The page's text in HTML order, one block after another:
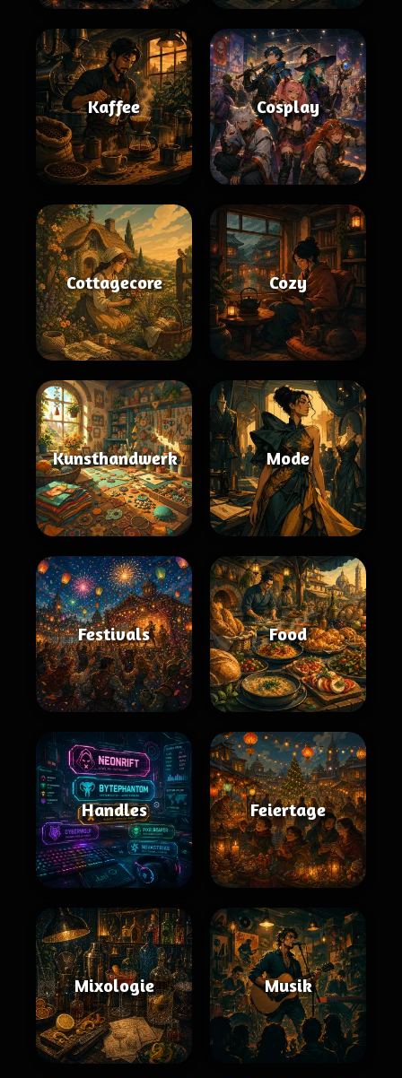
Kaffee Cosplay
Cottagecore Cozy
Kunsthandwerk Mode
Festivals Food
Handles Feiertage
Mixologie Musik